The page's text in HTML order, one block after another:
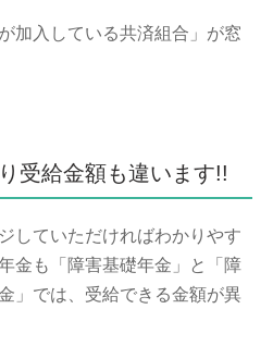
加入している共済組合」が窓
受給金額も違います!!
していただければわかりやす
金も「障害基礎年金」と「障
」では、受給できる金額が異